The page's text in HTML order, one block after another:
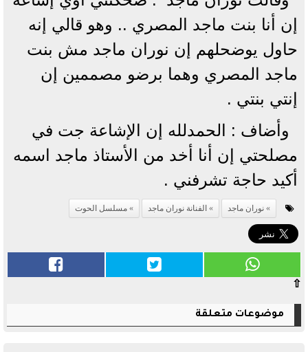
إن أنا بنت ماجد المصري .. وهو قالي إنه
حاول يوضحلهم إن نوران ماجد مش بنت
ماجد المصري وهما برضو مصممين إن
إنتي بنتي .
وأضاف : الحمدلله إن الإشاعة جت في
مصلحتي إن أنا أخد من الأستاذ ماجد اسمه
أكيد حاجة تشرفني .
نوران ماجد الفنانة نوران ماجد مسلسل الحوت
⇧
موضوعات متعلقة